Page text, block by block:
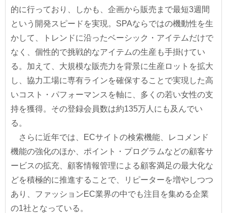
的に行っており、しかも、企画から販売まで最短3週間
という開発スピードを実現。SPAならではの機動性を生
かして、トレンドに沿ったベーシック・アイテムだけで
なく、個性的で挑戦的なアイテムの生産も手掛けてい
る。加えて、大規模な販売力を背景に生産ロットを拡大
し、協力工場に専有ラインを確保することで実現した高
いコスト・パフォーマンスを軸に、多くの若い女性の支
持を獲得。その登録会員数は約135万人にも及んでい
る。
さらに近年では、ECサイトの検索機能、レコメンド
機能の強化のほか、ポイント・プログラムなどの顧客サ
ービスの拡充、顧客情報管理による顧客満足の最大化な
どを積極的に推進することで、リピーターを増やしつつ
あり、ファッションEC業界の中でも注目を集める企業
の1社となっている。